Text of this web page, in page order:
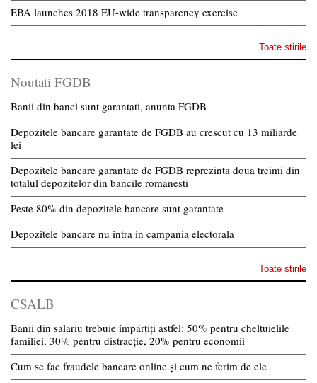
EBA launches 2018 EU-wide transparency exercise
Toate stirile
Noutati FGDB
Banii din banci sunt garantati, anunta FGDB
Depozitele bancare garantate de FGDB au crescut cu 13 miliarde
lei
Depozitele bancare garantate de FGDB reprezinta doua treimi din
totalul depozitelor din bancile romanesti
Peste 80% din depozitele bancare sunt garantate
Depozitele bancare nu intra in campania electorala
Toate stirile
CSALB
Banii din salariu trebuie împărțiți astfel: 50% pentru cheltuielile
familiei, 30% pentru distracție, 20% pentru economii
Cum se fac fraudele bancare online și cum ne ferim de ele